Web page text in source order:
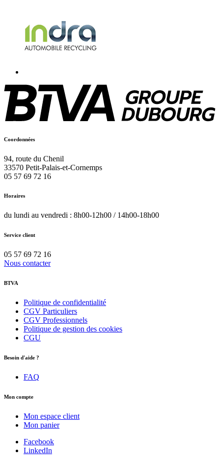
Coordonnées
94, route du Chenil
33570 Petit-Palais-et-Cornemps
05 57 69 72 16
Horaires
du lundi au vendredi : 8h00-12h00 / 14h00-18h00
Service client
05 57 69 72 16
Nous contacter
BTVA
Politique de confidentialité
CGV Particuliers
CGV Professionnels
Politique de gestion des cookies
CGU
Besoin d'aide ?
FAQ
Mon compte
Mon espace client
Mon panier
Facebook
LinkedIn